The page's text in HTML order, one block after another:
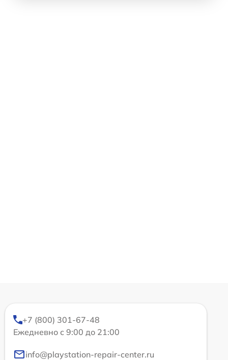
+7 (800) 301-67-48
Ежедневно с 9:00 до 21:00
info@playstation-repair-center.ru